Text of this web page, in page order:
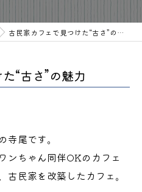
古民家カフェで見つけた“古さ”の魅力
“古さ”の魅力
尾です。
ンちゃん同伴OKのカフェ
民家を改築したカフェ。